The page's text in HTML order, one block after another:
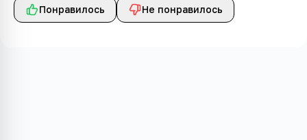
Понравилось Не понравилось